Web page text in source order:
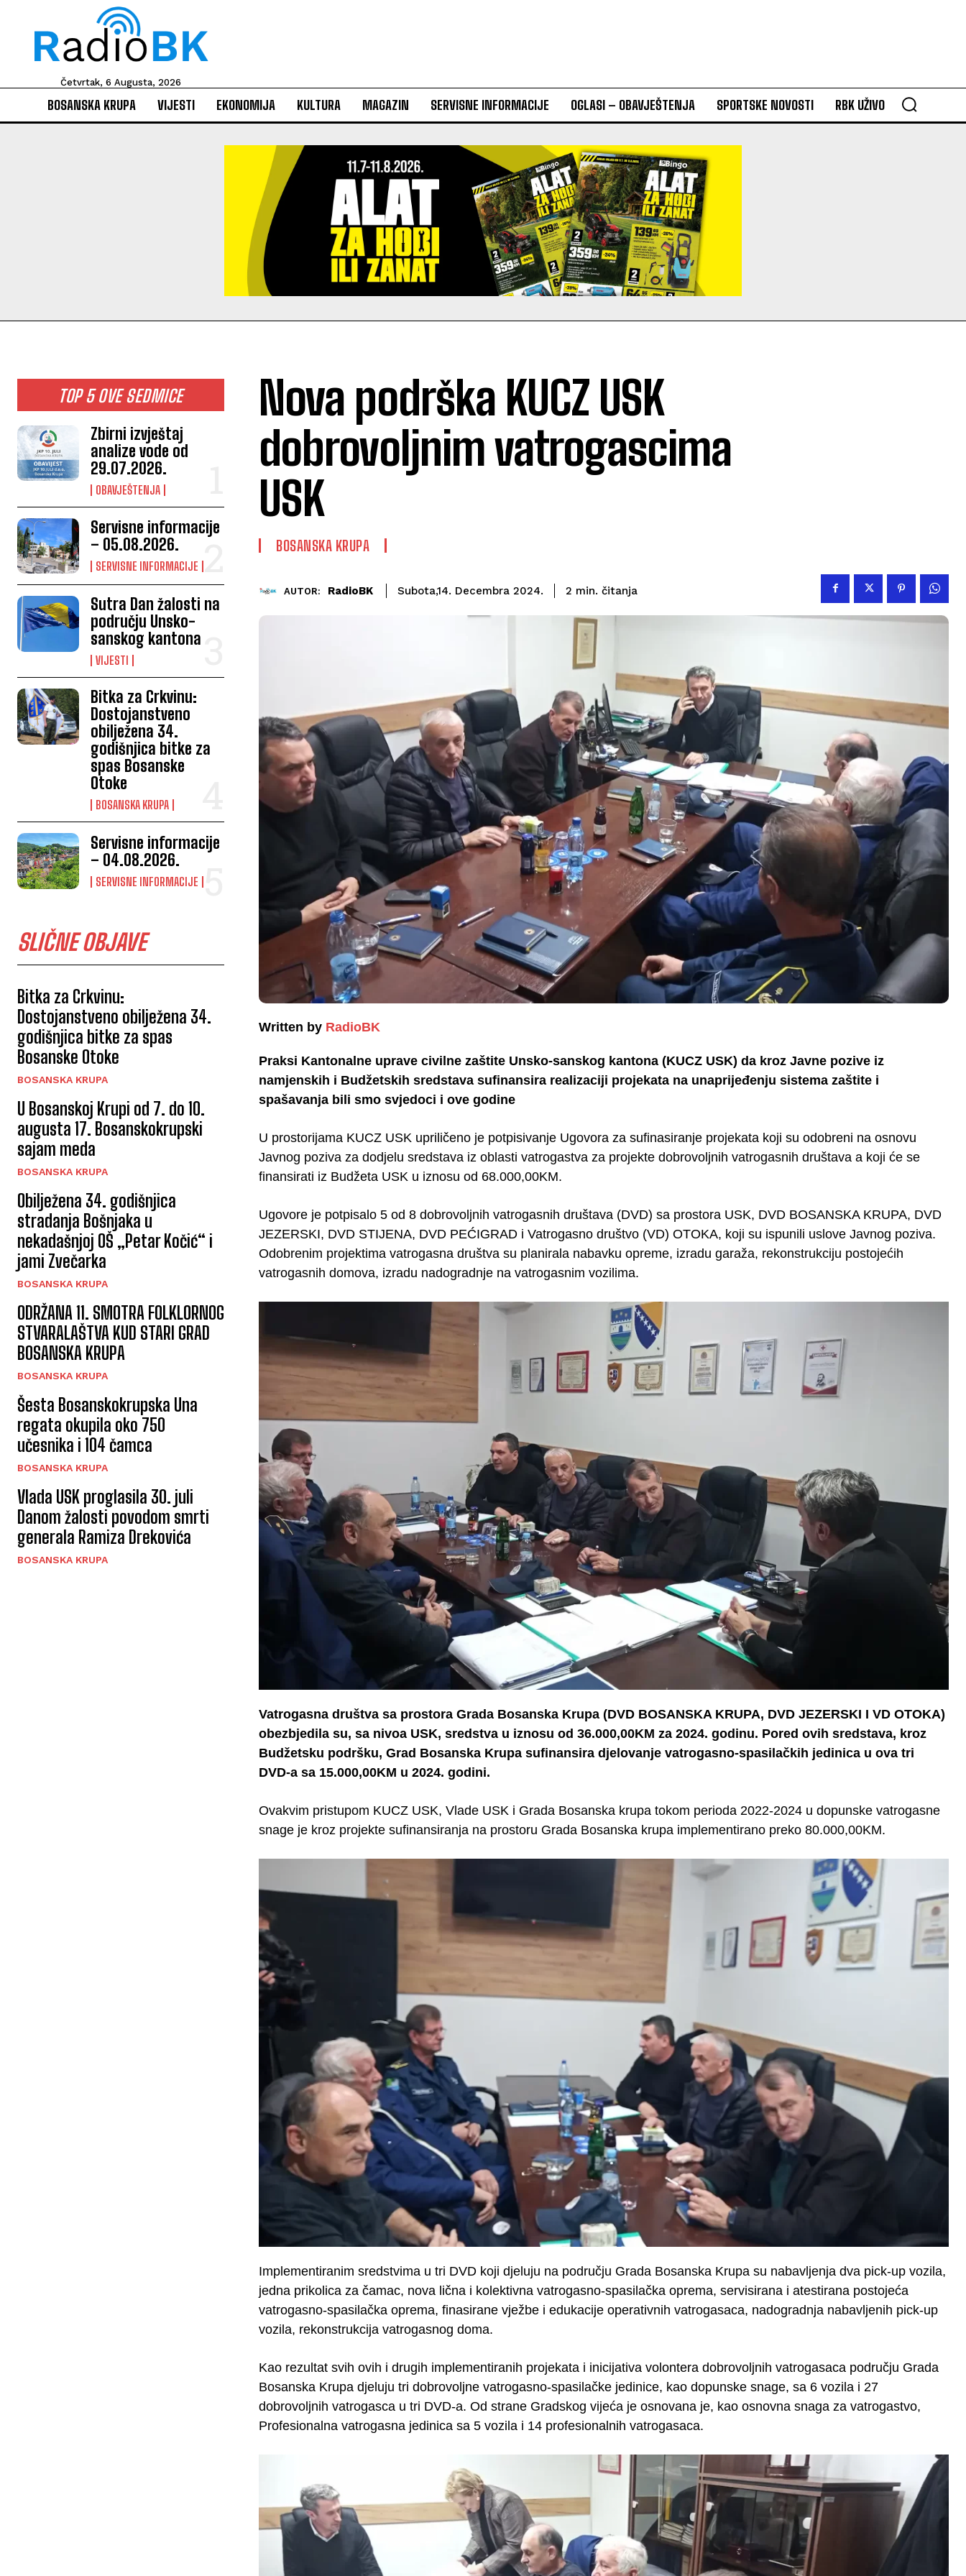
Četvrtak, 6 Augusta, 2026
BOSANSKA KRUPA VIJESTI EKONOMIJA KULTURA MAGAZIN SERVISNE INFORMACIJE OGLASI – OBAVJEŠTENJA SPORTSKE NOVOSTI RBK UŽIVO
TOP 5 OVE SEDMICE
Zbirni izvještaj
analize vode od
29.07.2026.
OBAVJEŠTENJA
Servisne informacije
– 05.08.2026.
SERVISNE INFORMACIJE
Sutra Dan žalosti na
području Unsko-
sanskog kantona
VIJESTI
Bitka za Crkvinu:
Dostojanstveno
obilježena 34.
godišnjica bitke za
spas Bosanske
Otoke
BOSANSKA KRUPA
Servisne informacije
– 04.08.2026.
SERVISNE INFORMACIJE
SLIČNE OBJAVE
Bitka za Crkvinu:
Dostojanstveno obilježena 34.
godišnjica bitke za spas
Bosanske Otoke
BOSANSKA KRUPA
U Bosanskoj Krupi od 7. do 10.
augusta 17. Bosanskokrupski
sajam meda
BOSANSKA KRUPA
Obilježena 34. godišnjica
stradanja Bošnjaka u
nekadašnjoj OŠ „Petar Kočić“ i
jami Zvečarka
BOSANSKA KRUPA
ODRŽANA 11. SMOTRA FOLKLORNOG
STVARALAŠTVA KUD STARI GRAD
BOSANSKA KRUPA
BOSANSKA KRUPA
Šesta Bosanskokrupska Una
regata okupila oko 750
učesnika i 104 čamca
BOSANSKA KRUPA
Vlada USK proglasila 30. juli
Danom žalosti povodom smrti
generala Ramiza Drekovića
BOSANSKA KRUPA
Nova podrška KUCZ USK
dobrovoljnim vatrogascima
USK
BOSANSKA KRUPA
AUTOR: RadioBK Subota,14. Decembra 2024. 2 min. čitanja
Written by RadioBK
Praksi Kantonalne uprave civilne zaštite Unsko-sanskog kantona (KUCZ USK) da kroz Javne pozive iz
namjenskih i Budžetskih sredstava sufinansira realizaciji projekata na unaprijeđenju sistema zaštite i
spašavanja bili smo svjedoci i ove godine
U prostorijama KUCZ USK upriličeno je potpisivanje Ugovora za sufinasiranje projekata koji su odobreni na osnovu
Javnog poziva za dodjelu sredstava iz oblasti vatrogastva za projekte dobrovoljnih vatrogasnih društava a koji će se
finansirati iz Budžeta USK u iznosu od 68.000,00KM.
Ugovore je potpisalo 5 od 8 dobrovoljnih vatrogasnih društava (DVD) sa prostora USK, DVD BOSANSKA KRUPA, DVD
JEZERSKI, DVD STIJENA, DVD PEĆIGRAD i Vatrogasno društvo (VD) OTOKA, koji su ispunili uslove Javnog poziva.
Odobrenim projektima vatrogasna društva su planirala nabavku opreme, izradu garaža, rekonstrukciju postojećih
vatrogasnih domova, izradu nadogradnje na vatrogasnim vozilima.
Vatrogasna društva sa prostora Grada Bosanska Krupa (DVD BOSANSKA KRUPA, DVD JEZERSKI I VD OTOKA)
obezbjedila su, sa nivoa USK, sredstva u iznosu od 36.000,00KM za 2024. godinu. Pored ovih sredstava, kroz
Budžetsku podršku, Grad Bosanska Krupa sufinansira djelovanje vatrogasno-spasilačkih jedinica u ova tri
DVD-a sa 15.000,00KM u 2024. godini.
Ovakvim pristupom KUCZ USK, Vlade USK i Grada Bosanska krupa tokom perioda 2022-2024 u dopunske vatrogasne
snage je kroz projekte sufinansiranja na prostoru Grada Bosanska krupa implementirano preko 80.000,00KM.
Implementiranim sredstvima u tri DVD koji djeluju na području Grada Bosanska Krupa su nabavljenja dva pick-up vozila,
jedna prikolica za čamac, nova lična i kolektivna vatrogasno-spasilačka oprema, servisirana i atestirana postojeća
vatrogasno-spasilačka oprema, finasirane vježbe i edukacije operativnih vatrogasaca, nadogradnja nabavljenih pick-up
vozila, rekonstrukcija vatrogasnog doma.
Kao rezultat svih ovih i drugih implementiranih projekata i inicijativa volontera dobrovoljnih vatrogasaca području Grada
Bosanska Krupa djeluju tri dobrovoljne vatrogasno-spasilačke jedinice, kao dopunske snage, sa 6 vozila i 27
dobrovoljnih vatrogasca u tri DVD-a. Od strane Gradskog vijeća je osnovana je, kao osnovna snaga za vatrogastvo,
Profesionalna vatrogasna jedinica sa 5 vozila i 14 profesionalnih vatrogasaca.